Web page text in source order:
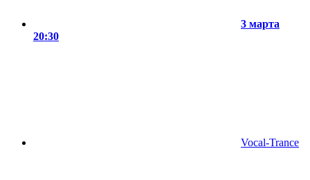
3 марта
20:30
Vocal-Trance